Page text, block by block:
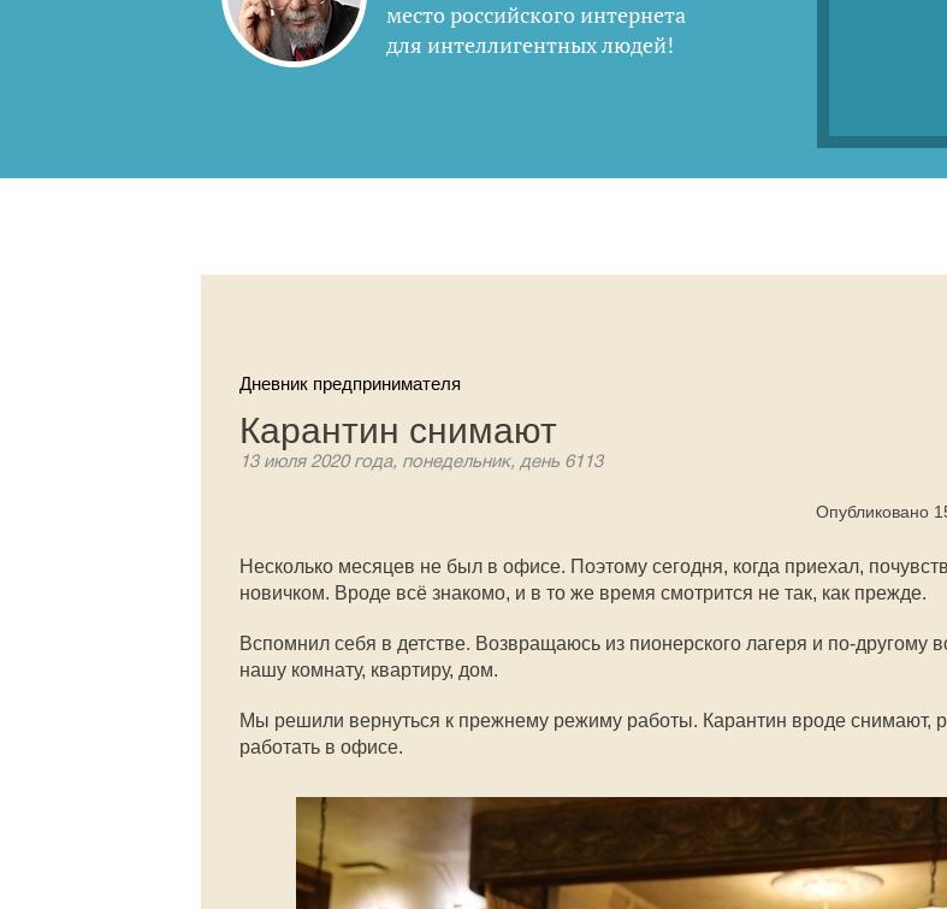
место российского интернета
для интеллигентных людей!
Дневник предпринимателя
Карантин снимают
13 июля 2020 года, понедельник, день 6113
Опубликовано
Несколько месяцев не был в офисе. Поэтому сегодня, когда приехал,
новичком. Вроде всё знакомо, и в то же время смотрится не так, как прежде.
Вспомнил себя в детстве. Возвращаюсь из пионерского лагеря и по-другому
нашу комнату, квартиру, дом.
Мы решили вернуться к прежнему режиму работы. Карантин вроде снимают,
работать в офисе.